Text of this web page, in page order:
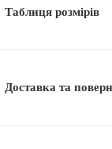
Таблиця розмірів
Доставка та